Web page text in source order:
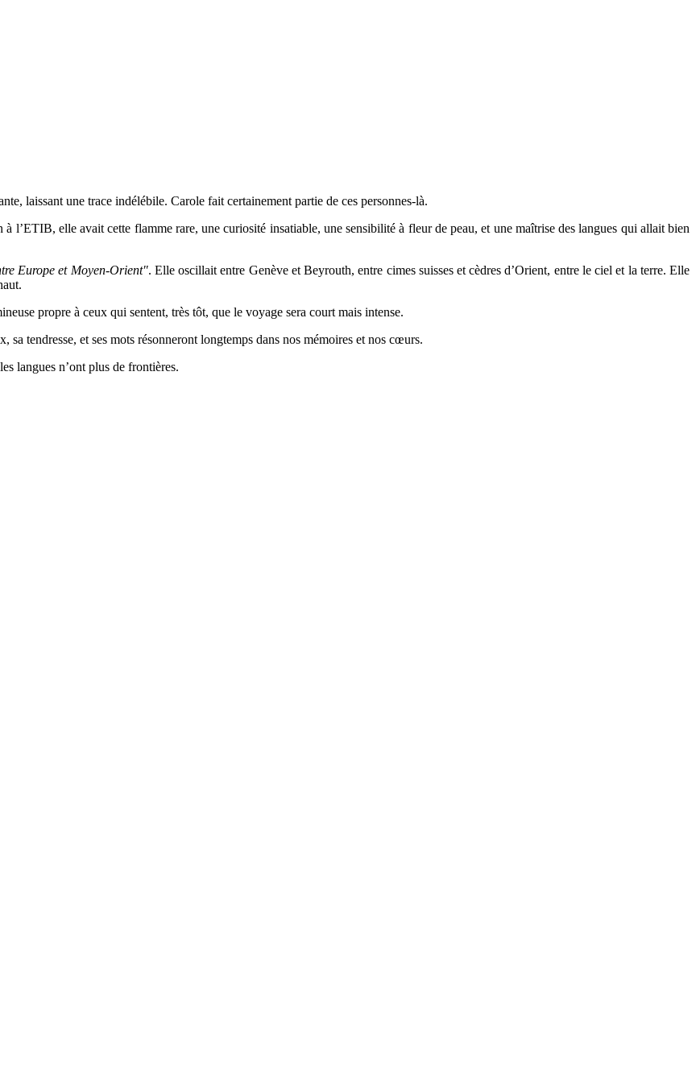
laissant une trace indélébile. Carole fait certainement partie de ces personnes-là.
l’ETIB, elle avait cette flamme rare, une curiosité insatiable, une sensibilité à fleur de peau, et une maîtrise des langues qui allait bien
Europe et Moyen-Orient". Elle oscillait entre Genève et Beyrouth, entre cimes suisses et cèdres d’Orient, entre le ciel et la terre. Elle
propre à ceux qui sentent, très tôt, que le voyage sera court mais intense.
tendresse, et ses mots résonneront longtemps dans nos mémoires et nos cœurs.
langues n’ont plus de frontières.